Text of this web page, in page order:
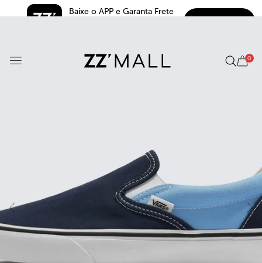
Baixe o APP e Garanta Frete
0